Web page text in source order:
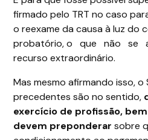
firmado pelo TRT no caso
o reexame da causa à luz do
probatório, o que não se
recurso extraordinário.
Mas mesmo afirmando isso, o
precedentes são no sentido,
exercício de profissão,
devem preponderar sobre